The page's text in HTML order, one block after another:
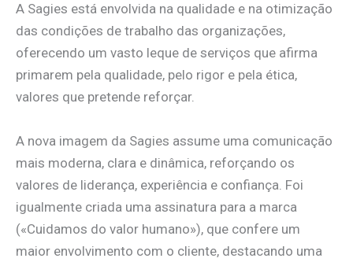
A Sagies está envolvida na qualidade e na otimização
das condições de trabalho das organizações,
oferecendo um vasto leque de serviços que afirma
primarem pela qualidade, pelo rigor e pela ética,
valores que pretende reforçar.
A nova imagem da Sagies assume uma comunicação
mais moderna, clara e dinâmica, reforçando os
valores de liderança, experiência e confiança. Foi
igualmente criada uma assinatura para a marca
(«Cuidamos do valor humano»), que confere um
maior envolvimento com o cliente, destacando uma